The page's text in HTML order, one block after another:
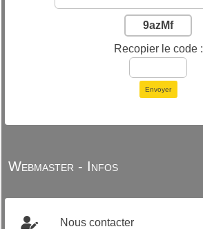
9azMf
Recopier le code :
Envoyer
Webmaster - Infos
Nous contacter